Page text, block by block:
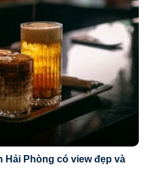
Hải Phòng có view đẹp và